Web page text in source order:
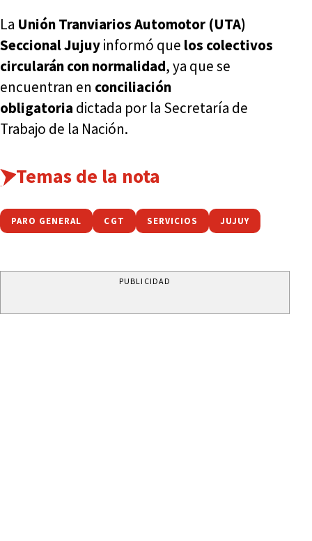
La Unión Tranviarios Automotor (UTA)
Seccional Jujuyinformó que los colectivos
circularán con normalidad, ya que se
encuentran en conciliación
obligatoria dictada por la Secretaría de
Trabajo de la Nación.
Temas de la nota
PARO GENERAL CGT SERVICIOS JUJUY
PUBLICIDAD